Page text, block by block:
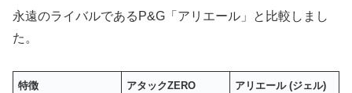
永遠のライバルであるP&G「アリエール」と比較しまし
た。
特徴 アタックZERO アリエール (ジェル)